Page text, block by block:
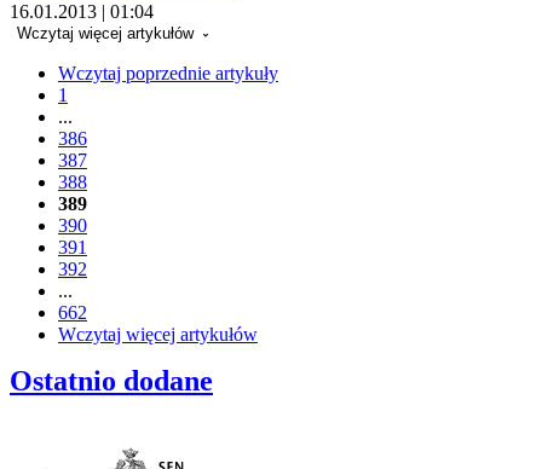
16.01.2013 | 01:04
Wczytaj więcej artykułów
Wczytaj poprzednie artykuły
1
...
386
387
388
389
390
391
392
...
662
Wczytaj więcej artykułów
Ostatnio dodane